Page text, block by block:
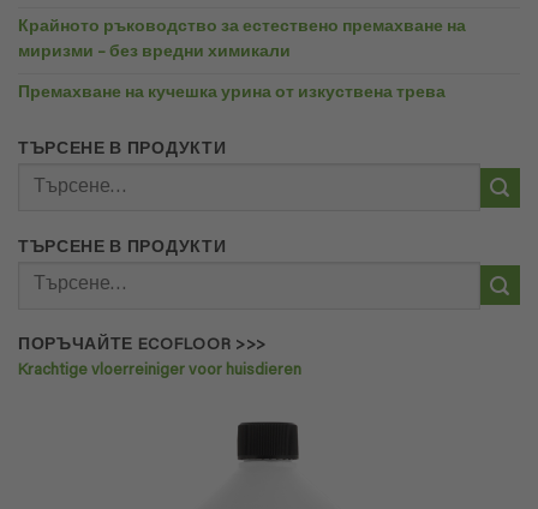
Крайното ръководство за естествено премахване на
миризми – без вредни химикали
Премахване на кучешка урина от изкуствена трева
ТЪРСЕНЕ В ПРОДУКТИ
ТЪРСЕНЕ В ПРОДУКТИ
ПОРЪЧАЙТЕ ECOFLOOR >>>
Krachtige vloerreiniger voor huisdieren